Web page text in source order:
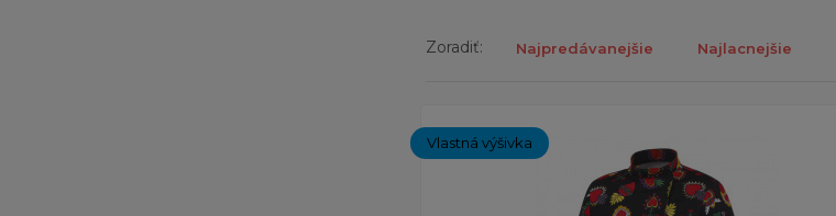
Zoradiť: Najpredávanejšie Najlacnejšie
Vlastná výšivka